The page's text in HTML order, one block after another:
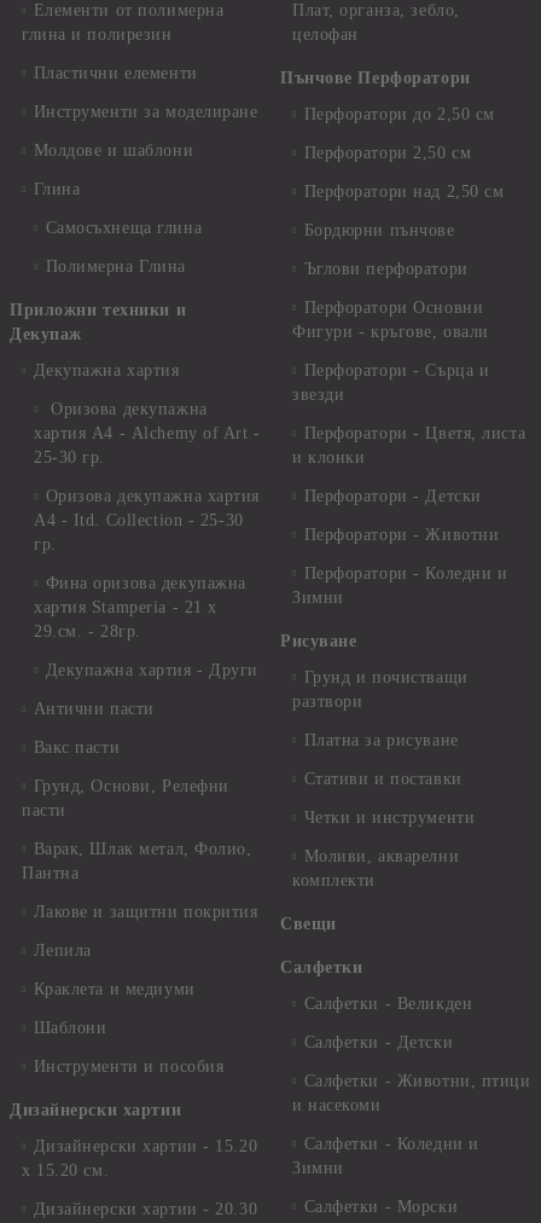
Елементи от полимерна
глина и полирезин
Пластични елементи
Инструменти за моделиране
Молдове и шаблони
Глина
Самосъхнеща глина
Полимерна Глина
Приложни техники и
Декупаж
Декупажна хартия
Оризова декупажна
хартия А4 - Alchemy of Art -
25-30 гр.
Оризова декупажна хартия
А4 - Itd. Collection - 25-30
гр.
Фина оризова декупажна
хартия Stamperia - 21 х
29.см. - 28гр.
Декупажна хартия - Други
Антични пасти
Вакс пасти
Грунд, Основи, Релефни
пасти
Варак, Шлак метал, Фолио,
Пантна
Лакове и защитни покрития
Лепила
Краклета и медиуми
Шаблони
Инструменти и пособия
Дизайнерски хартии
Дизайнерски хартии - 15.20
х 15.20 см.
Дизайнерски хартии - 20.30
Плат, органза, зебло,
целофан
Пънчове Перфоратори
Перфоратори до 2,50 см
Перфоратори 2,50 см
Перфоратори над 2,50 см
Бордюрни пънчове
Ъглови перфоратори
Перфоратори Основни
Фигури - кръгове, овали
Перфоратори - Сърца и
звезди
Перфоратори - Цветя, листа
и клонки
Перфоратори - Детски
Перфоратори - Животни
Перфоратори - Коледни и
Зимни
Рисуване
Грунд и почистващи
разтвори
Платна за рисуване
Стативи и поставки
Четки и инструменти
Моливи, акварелни
комплекти
Свещи
Салфетки
Салфетки - Великден
Салфетки - Детски
Салфетки - Животни, птици
и насекоми
Салфетки - Коледни и
Зимни
Салфетки - Морски